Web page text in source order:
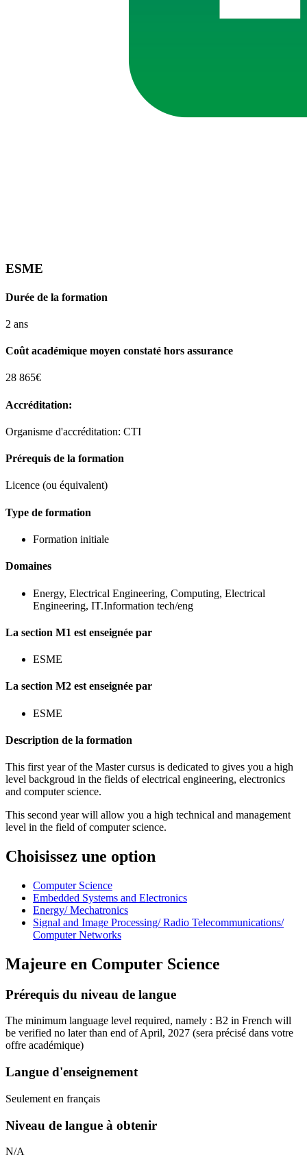
ESME
Durée de la formation
2 ans
Coût académique moyen constaté hors assurance
28 865€
Accréditation:
Organisme d'accréditation: CTI
Prérequis de la formation
Licence (ou équivalent)
Type de formation
Formation initiale
Domaines
Energy, Electrical Engineering, Computing, Electrical
Engineering, IT.Information tech/eng
La section M1 est enseignée par
ESME
La section M2 est enseignée par
ESME
Description de la formation
This first year of the Master cursus is dedicated to gives you a high
level backgroud in the fields of electrical engineering, electronics
and computer science.
This second year will allow you a high technical and management
level in the field of computer science.
Choisissez une option
Computer Science
Embedded Systems and Electronics
Energy/ Mechatronics
Signal and Image Processing/ Radio Telecommunications/
Computer Networks
Majeure en Computer Science
Prérequis du niveau de langue
The minimum language level required, namely : B2 in French will
be verified no later than end of April, 2027 (sera précisé dans votre
offre académique)
Langue d'enseignement
Seulement en français
Niveau de langue à obtenir
N/A